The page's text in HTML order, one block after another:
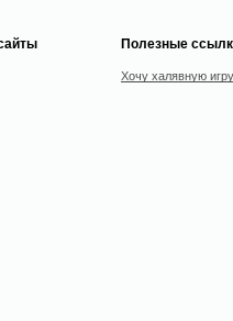
Полезные
Хочу халявную игру